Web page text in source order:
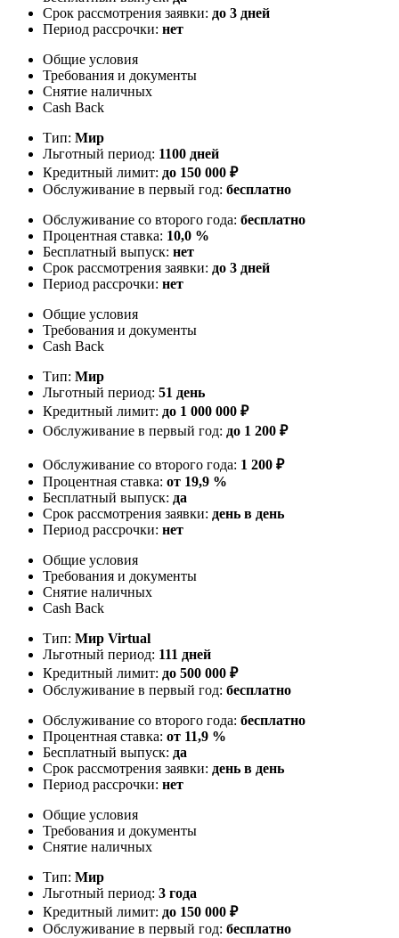
Срок рассмотрения заявки: до 3 дней
Период рассрочки: нет
Общие условия
Требования и документы
Снятие наличных
Cash Back
Тип: Мир
Льготный период: 1100 дней
Кредитный лимит: до 150 000 ₽
Обслуживание в первый год: бесплатно
Обслуживание со второго года: бесплатно
Процентная ставка: 10,0 %
Бесплатный выпуск: нет
Срок рассмотрения заявки: до 3 дней
Период рассрочки: нет
Общие условия
Требования и документы
Cash Back
Тип: Мир
Льготный период: 51 день
Кредитный лимит: до 1 000 000 ₽
Обслуживание в первый год: до 1 200 ₽
Обслуживание со второго года: 1 200 ₽
Процентная ставка: от 19,9 %
Бесплатный выпуск: да
Срок рассмотрения заявки: день в день
Период рассрочки: нет
Общие условия
Требования и документы
Снятие наличных
Cash Back
Тип: Мир Virtual
Льготный период: 111 дней
Кредитный лимит: до 500 000 ₽
Обслуживание в первый год: бесплатно
Обслуживание со второго года: бесплатно
Процентная ставка: от 11,9 %
Бесплатный выпуск: да
Срок рассмотрения заявки: день в день
Период рассрочки: нет
Общие условия
Требования и документы
Снятие наличных
Тип: Мир
Льготный период: 3 года
Кредитный лимит: до 150 000 ₽
Обслуживание в первый год: бесплатно